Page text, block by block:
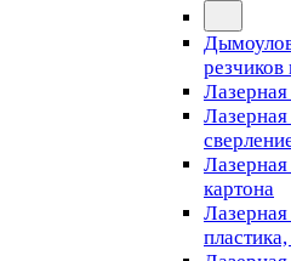
резчиков
Лазерная
картона
Лазерная